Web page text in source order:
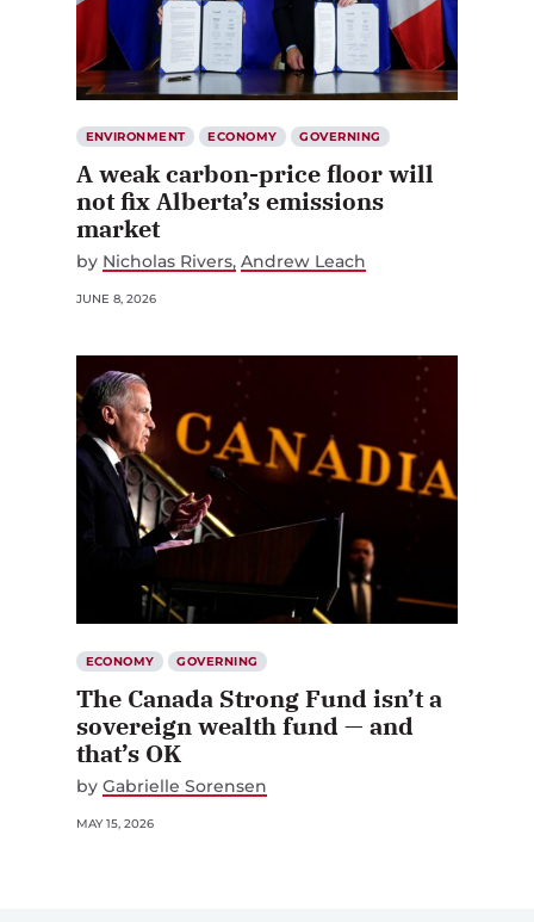
ENVIRONMENT ECONOMY GOVERNING
A weak carbon-price floor will
not fix Alberta’s emissions
market
by Nicholas Rivers Andrew Leach
JUNE 8, 2026
ECONOMY GOVERNING
The Canada Strong Fund isn’t a
sovereign wealth fund — and
that’s OK
by Gabrielle Sorensen
MAY 15, 2026